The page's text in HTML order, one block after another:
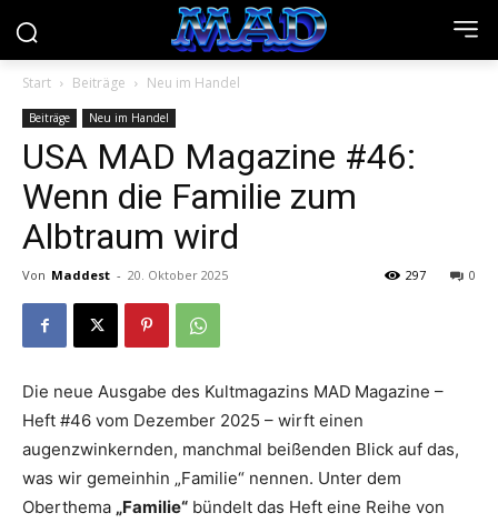
Start Beiträge Neu im Handel
Beiträge Neu im Handel
USA MAD Magazine #46:
Wenn die Familie zum
Albtraum wird
Von Maddest - 20. Oktober 2025 0
297
Die neue Ausgabe des Kultmagazins MAD Magazine –
Heft #46 vom Dezember 2025 – wirft einen
augenzwinkernden, manchmal beißenden Blick auf das,
was wir gemeinhin „Familie“ nennen. Unter dem
Oberthema „Familie“ bündelt das Heft eine Reihe von